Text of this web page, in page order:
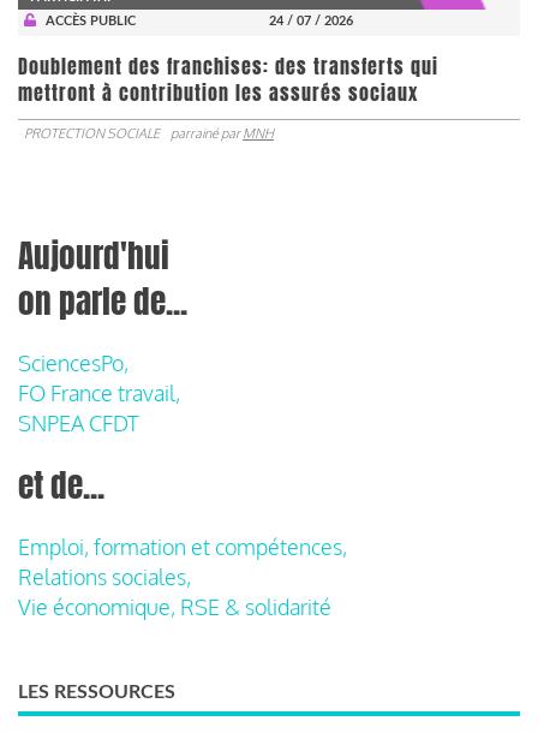
ACCÈS PUBLIC
24 / 07 / 2026
Doublement des franchises: des transferts qui
mettront à contribution les assurés sociaux
PROTECTION SOCIALE parrainé parMNH
Aujourd'hui
on parle de...
SciencesPo,
FO France travail,
SNPEA CFDT
et de...
Emploi, formation et compétences,
Relations sociales,
Vie économique, RSE & solidarité
LES RESSOURCES